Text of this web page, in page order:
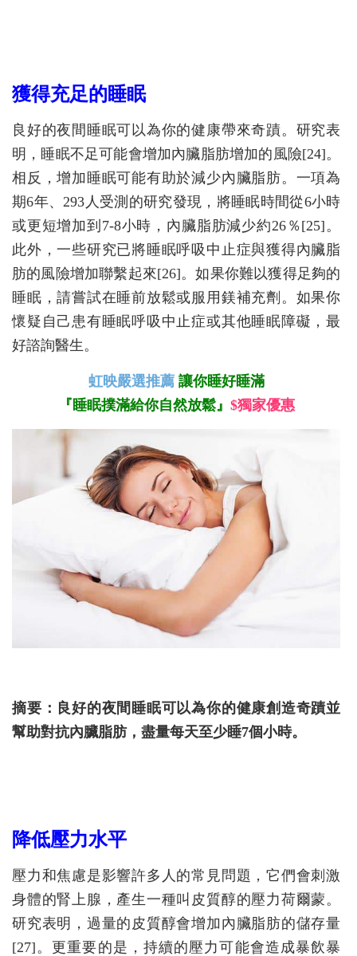
獲得充足的睡眠
良好的夜間睡眠可以為你的健康帶來奇蹟。研究表
明，睡眠不足可能會增加內臟脂肪增加的風險[24]。
相反，增加睡眠可能有助於減少內臟脂肪。一項為
期6年、293人受測的研究發現，將睡眠時間從6小時
或更短增加到7-8小時，內臟脂肪減少約26％[25]。
此外，一些研究已將睡眠呼吸中止症與獲得內臟脂
肪的風險增加聯繫起來[26]。如果你難以獲得足夠的
睡眠，請嘗試在睡前放鬆或服用鎂補充劑。如果你
懷疑自己患有睡眠呼吸中止症或其他睡眠障礙，最
好諮詢醫生。
虹映嚴選推薦 讓你睡好睡滿
『睡眠撲滿給你自然放鬆』 $獨家優惠
摘要：良好的夜間睡眠可以為你的健康創造奇蹟並
幫助對抗內臟脂肪，盡量每天至少睡7個小時。
降低壓力水平
壓力和焦慮是影響許多人的常見問題，它們會刺激
身體的腎上腺，產生一種叫皮質醇的壓力荷爾蒙。
研究表明，過量的皮質醇會增加內臟脂肪的儲存量
[27]。更重要的是，持續的壓力可能會造成暴飲暴